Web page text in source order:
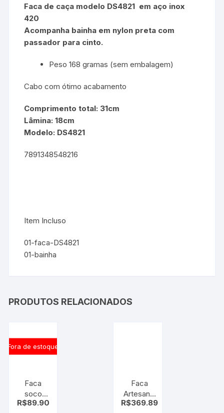
Faca de caça modelo DS4821 em aço inox
420
Acompanha bainha em nylon preta com
passador para cinto.
Peso 168 gramas (sem embalagem)
Cabo com ótimo acabamento
Comprimento total: 31cm
Lâmina: 18cm
Modelo: DS4821
7891348548216
Item Incluso
01-faca-DS4821
01-bainha
PRODUTOS RELACIONADOS
Fora de estoque
Faca
soco
inglês
R$89.90
Faca
Artesanal
10
R$369.89